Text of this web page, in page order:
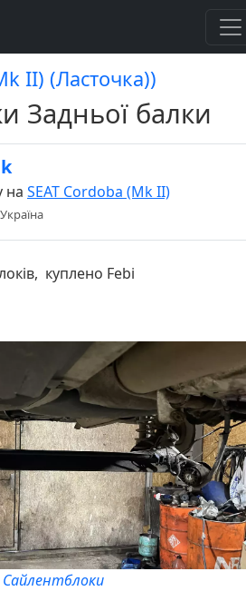
II) (Ласточка))
Задньої балки
на SEAT Cordoba (Mk II)
куплено Febi
Сайлентблоки